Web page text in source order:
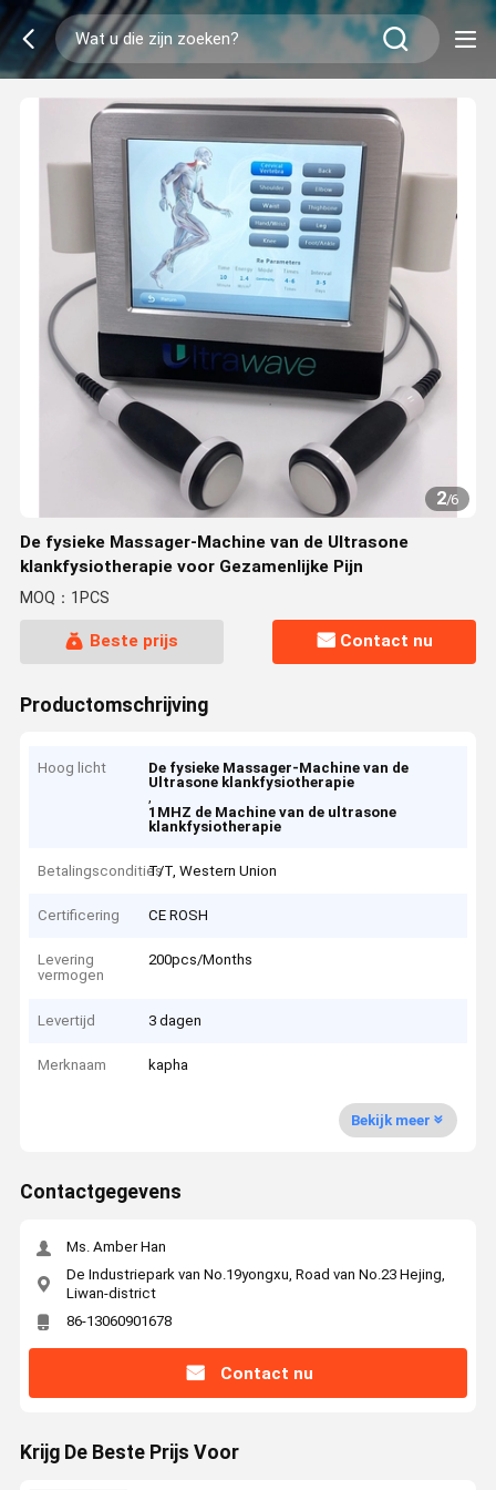
2/6
De fysieke Massager-Machine van de Ultrasone
klankfysiotherapie voor Gezamenlijke Pijn
MOQ：1PCS
Beste prijs Contact nu
Productomschrijving
Hoog licht
De fysieke Massager-Machine van de
Ultrasone klankfysiotherapie
,
1MHZ de Machine van de ultrasone
klankfysiotherapie
BetalingsconditiesT/T, Western Union
Certificering CE ROSH
Levering
vermogen
200pcs/Months
Levertijd 3 dagen
Merknaam kapha
Bekijk meer
Contactgegevens
Ms. Amber Han
De Industriepark van No.19yongxu, Road van No.23 Hejing,
Liwan-district
86-13060901678
Contact nu
Krijg De Beste Prijs Voor